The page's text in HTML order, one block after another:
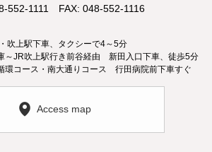
552-1111 FAX: 048-552-1116
吹上駅下車、タクシーで4～5分
～JR吹上駅行き前谷経由 新田入口下車、徒歩5分
環コース・南大通りコース 行田病院前下車すぐ
Access map